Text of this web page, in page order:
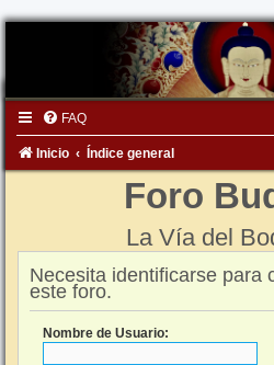
FAQ
Inicio Índice general
Foro
La Vía del
Necesita identificarse para
este foro.
Nombre de Usuario: